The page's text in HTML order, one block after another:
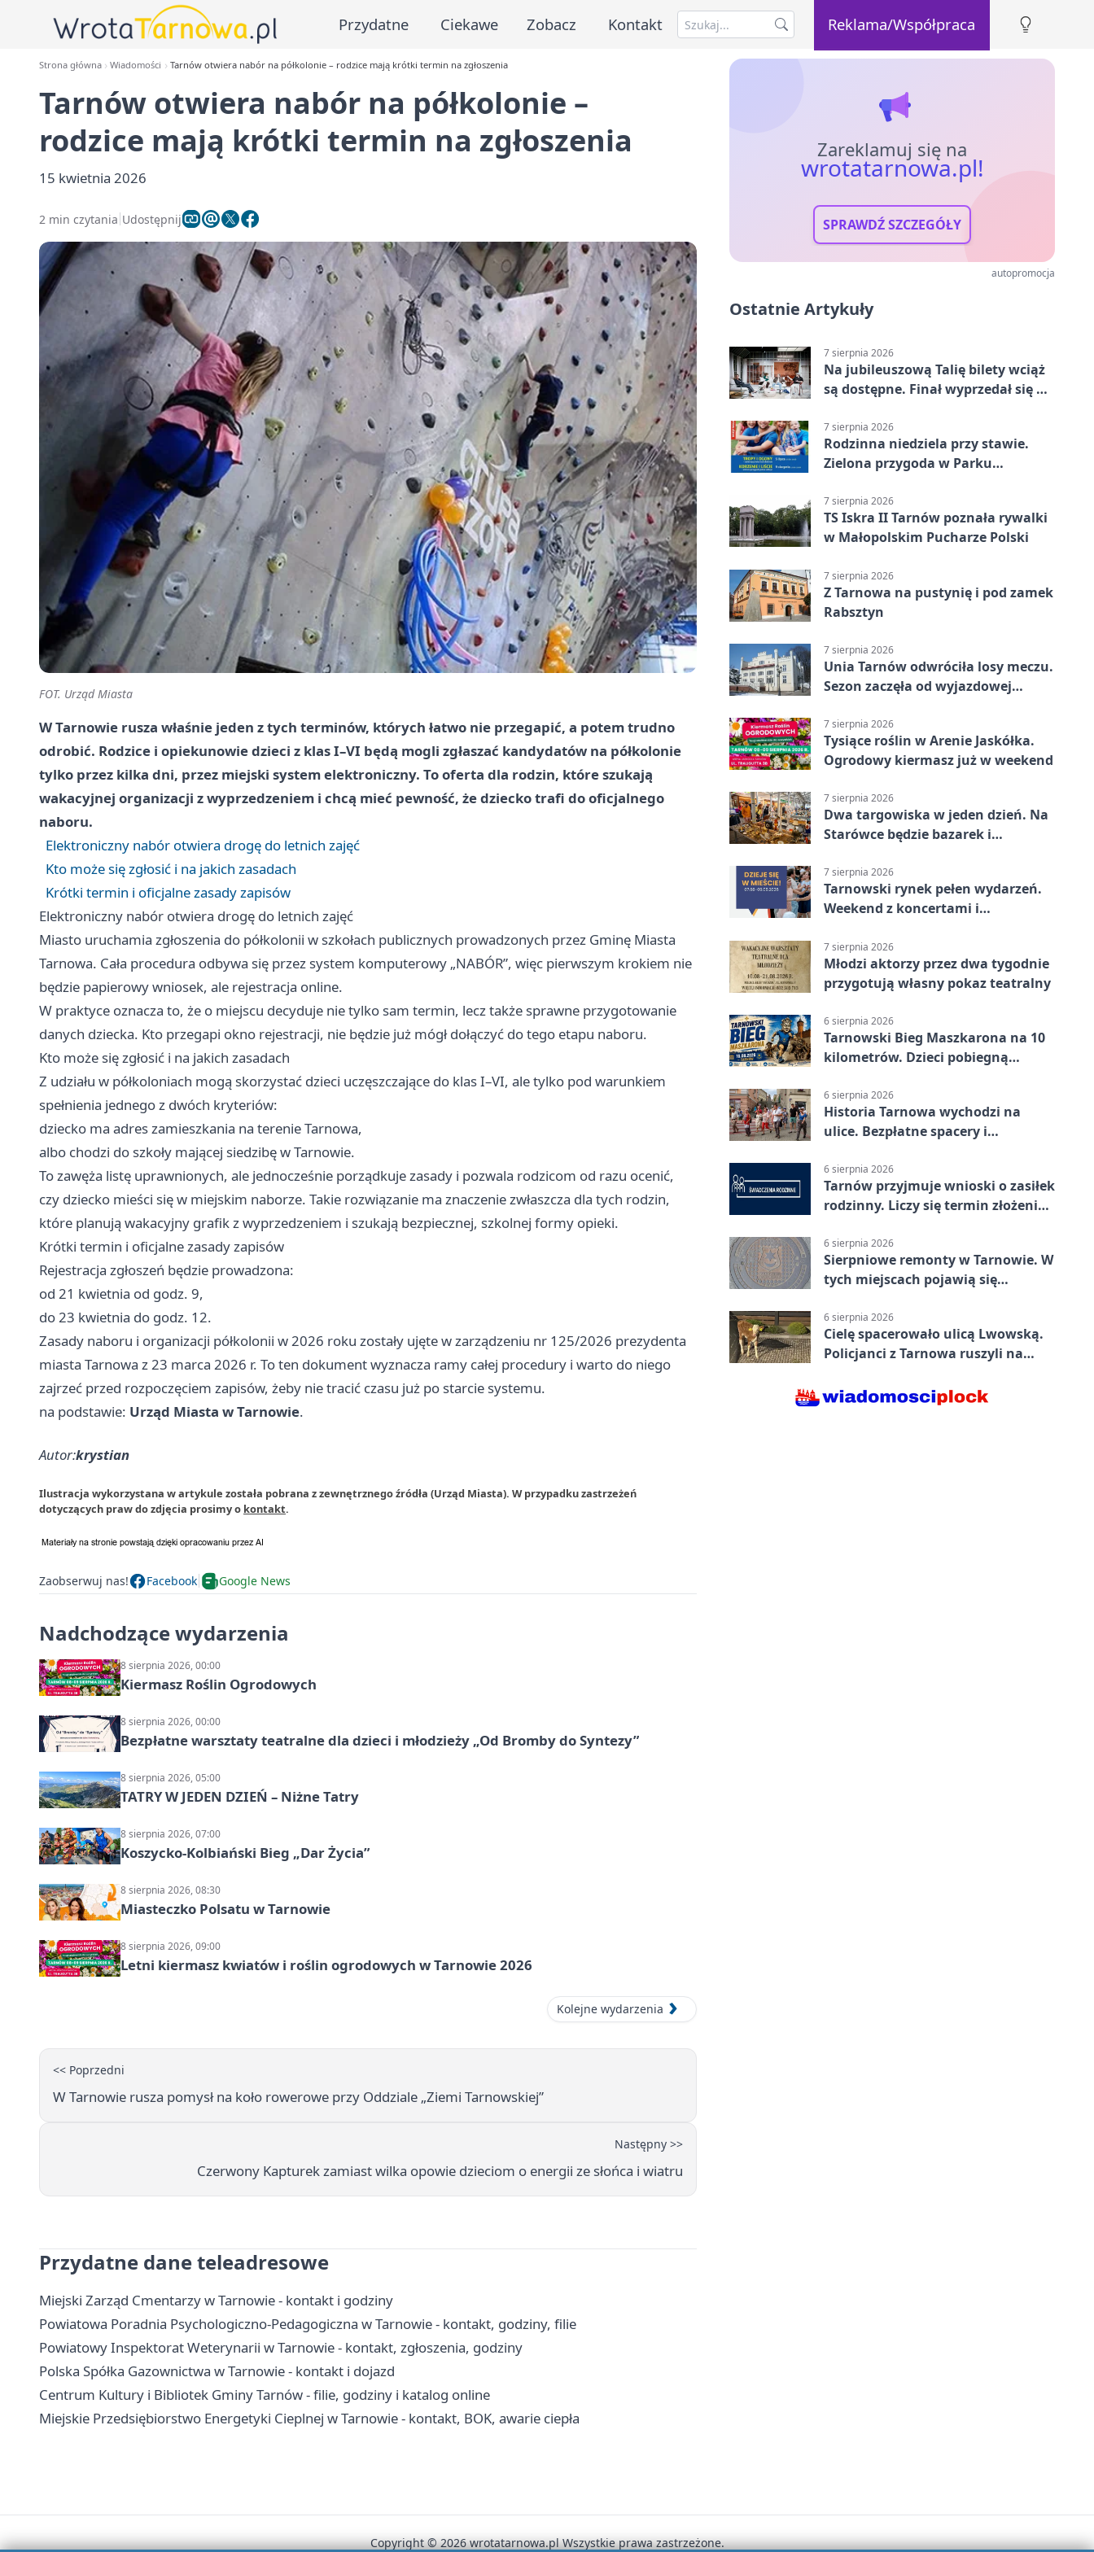
Przydatne Ciekawe Zobacz Kontakt Reklama/Współpraca
Strona główna Wiadomości Tarnów otwiera nabór na półkolonie – rodzice mają krótki termin na zgłoszenia
Tarnów otwiera nabór na półkolonie –
rodzice mają krótki termin na zgłoszenia
15 kwietnia 2026
2 min czytania Udostępnij
FOT. Urząd Miasta
W Tarnowie rusza właśnie jeden z tych terminów, których łatwo nie przegapić, a potem trudno
odrobić. Rodzice i opiekunowie dzieci z klas I–VI będą mogli zgłaszać kandydatów na półkolonie
tylko przez kilka dni, przez miejski system elektroniczny. To oferta dla rodzin, które szukają
wakacyjnej organizacji z wyprzedzeniem i chcą mieć pewność, że dziecko trafi do oficjalnego
naboru.
Elektroniczny nabór otwiera drogę do letnich zajęć
Kto może się zgłosić i na jakich zasadach
Krótki termin i oficjalne zasady zapisów
Elektroniczny nabór otwiera drogę do letnich zajęć
Miasto uruchamia zgłoszenia do półkolonii w szkołach publicznych prowadzonych przez Gminę Miasta
Tarnowa. Cała procedura odbywa się przez system komputerowy „NABÓR”, więc pierwszym krokiem nie
będzie papierowy wniosek, ale rejestracja online.
W praktyce oznacza to, że o miejscu decyduje nie tylko sam termin, lecz także sprawne przygotowanie
danych dziecka. Kto przegapi okno rejestracji, nie będzie już mógł dołączyć do tego etapu naboru.
Kto może się zgłosić i na jakich zasadach
Z udziału w półkoloniach mogą skorzystać dzieci uczęszczające do klas I–VI, ale tylko pod warunkiem
spełnienia jednego z dwóch kryteriów:
dziecko ma adres zamieszkania na terenie Tarnowa,
albo chodzi do szkoły mającej siedzibę w Tarnowie.
To zawęża listę uprawnionych, ale jednocześnie porządkuje zasady i pozwala rodzicom od razu ocenić,
czy dziecko mieści się w miejskim naborze. Takie rozwiązanie ma znaczenie zwłaszcza dla tych rodzin,
które planują wakacyjny grafik z wyprzedzeniem i szukają bezpiecznej, szkolnej formy opieki.
Krótki termin i oficjalne zasady zapisów
Rejestracja zgłoszeń będzie prowadzona:
od 21 kwietnia od godz. 9,
do 23 kwietnia do godz. 12.
Zasady naboru i organizacji półkolonii w 2026 roku zostały ujęte w zarządzeniu nr 125/2026 prezydenta
miasta Tarnowa z 23 marca 2026 r. To ten dokument wyznacza ramy całej procedury i warto do niego
zajrzeć przed rozpoczęciem zapisów, żeby nie tracić czasu już po starcie systemu.
na podstawie: Urząd Miasta w Tarnowie.
Autor:krystian
Ilustracja wykorzystana w artykule została pobrana z zewnętrznego źródła (Urząd Miasta). W przypadku zastrzeżeń
dotyczących praw do zdjęcia prosimy o kontakt.
Zaobserwuj nas! Facebook Google News
Nadchodzące wydarzenia
8 sierpnia 2026, 00:00
Kiermasz Roślin Ogrodowych
8 sierpnia 2026, 00:00
Bezpłatne warsztaty teatralne dla dzieci i młodzieży „Od Bromby do Syntezy”
8 sierpnia 2026, 05:00
TATRY W JEDEN DZIEŃ – Niżne Tatry
8 sierpnia 2026, 07:00
Koszycko-Kolbiański Bieg „Dar Życia”
8 sierpnia 2026, 08:30
Miasteczko Polsatu w Tarnowie
8 sierpnia 2026, 09:00
Letni kiermasz kwiatów i roślin ogrodowych w Tarnowie 2026
Kolejne wydarzenia
<< Poprzedni
W Tarnowie rusza pomysł na koło rowerowe przy Oddziale „Ziemi Tarnowskiej”
Następny >>
Czerwony Kapturek zamiast wilka opowie dzieciom o energii ze słońca i wiatru
Przydatne dane teleadresowe
Miejski Zarząd Cmentarzy w Tarnowie - kontakt i godziny
Powiatowa Poradnia Psychologiczno-Pedagogiczna w Tarnowie - kontakt, godziny, filie
Powiatowy Inspektorat Weterynarii w Tarnowie - kontakt, zgłoszenia, godziny
Polska Spółka Gazownictwa w Tarnowie - kontakt i dojazd
Centrum Kultury i Bibliotek Gminy Tarnów - filie, godziny i katalog online
Miejskie Przedsiębiorstwo Energetyki Cieplnej w Tarnowie - kontakt, BOK, awarie ciepła
Zareklamuj się na
wrotatarnowa.pl!
SPRAWDŹ SZCZEGÓŁY
autopromocja
Ostatnie Artykuły
7 sierpnia 2026
Na jubileuszową Talię bilety wciąż
są dostępne. Finał wyprzedał się w
7 sierpnia 2026
Rodzinna niedziela przy stawie.
Zielona przygoda w Parku
7 sierpnia 2026
TS Iskra II Tarnów poznała rywalki
w Małopolskim Pucharze Polski
7 sierpnia 2026
Z Tarnowa na pustynię i pod zamek
Rabsztyn
7 sierpnia 2026
Unia Tarnów odwróciła losy meczu.
Sezon zaczęła od wyjazdowej
7 sierpnia 2026
Tysiące roślin w Arenie Jaskółka.
Ogrodowy kiermasz już w weekend
7 sierpnia 2026
Dwa targowiska w jeden dzień. Na
Starówce będzie bazarek i
7 sierpnia 2026
Tarnowski rynek pełen wydarzeń.
Weekend z koncertami i
7 sierpnia 2026
Młodzi aktorzy przez dwa tygodnie
przygotują własny pokaz teatralny
6 sierpnia 2026
Tarnowski Bieg Maszkarona na 10
kilometrów. Dzieci pobiegną
6 sierpnia 2026
Historia Tarnowa wychodzi na
ulice. Bezpłatne spacery i
6 sierpnia 2026
Tarnów przyjmuje wnioski o zasiłek
rodzinny. Liczy się termin złożenia
6 sierpnia 2026
Sierpniowe remonty w Tarnowie. W
tych miejscach pojawią się
6 sierpnia 2026
Cielę spacerowało ulicą Lwowską.
Policjanci z Tarnowa ruszyli na
Copyright © 2026 wrotatarnowa.pl Wszystkie prawa zastrzeżone.